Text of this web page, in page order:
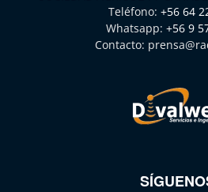
Teléfono: +56 64
Whatsapp: +56 9
Contacto: